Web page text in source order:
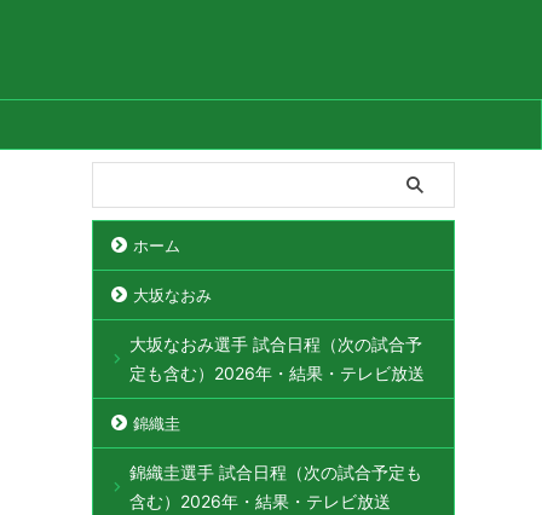
ホーム
大坂なおみ
大坂なおみ選手 試合日程（次の試合予
定も含む）2026年・結果・テレビ放送
錦織圭
錦織圭選手 試合日程（次の試合予定も
含む）2026年・結果・テレビ放送